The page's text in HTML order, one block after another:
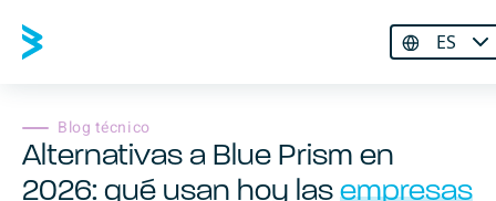
ES
Blog técnico
Alternativas a Blue Prism en
2026: qué usan hoy las empresas